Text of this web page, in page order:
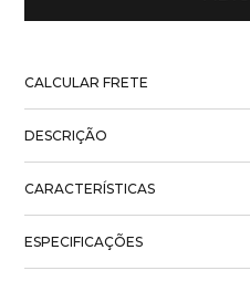
CALCULAR FRETE
DESCRIÇÃO
CARACTERÍSTICAS
ESPECIFICAÇÕES